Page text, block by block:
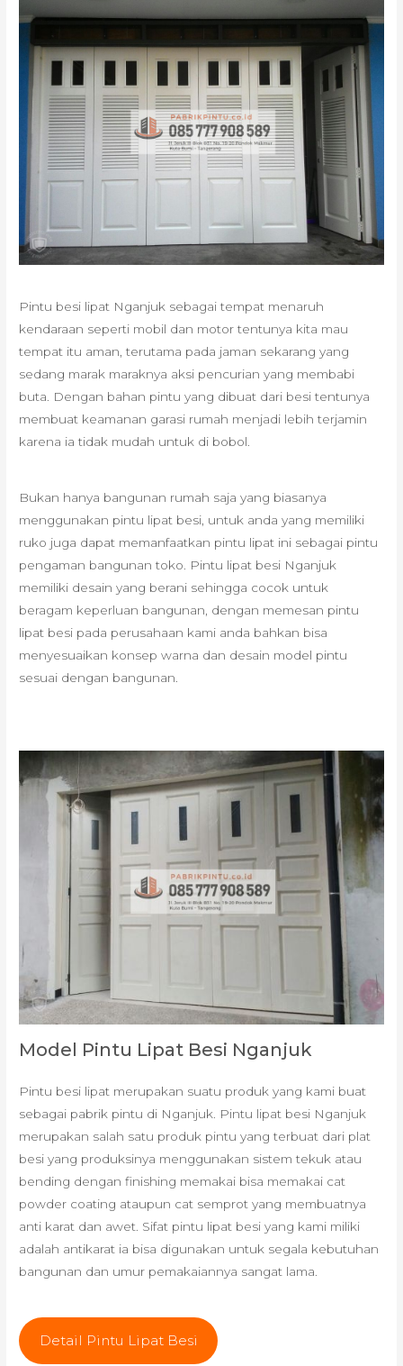
Pintu besi lipat Nganjuk sebagai tempat menaruh
kendaraan seperti mobil dan motor tentunya kita mau
tempat itu aman, terutama pada jaman sekarang yang
sedang marak maraknya aksi pencurian yang membabi
buta. Dengan bahan pintu yang dibuat dari besi tentunya
membuat keamanan garasi rumah menjadi lebih terjamin
karena ia tidak mudah untuk di bobol.
Bukan hanya bangunan rumah saja yang biasanya
menggunakan pintu lipat besi, untuk anda yang memiliki
ruko juga dapat memanfaatkan pintu lipat ini sebagai pintu
pengaman bangunan toko. Pintu lipat besi Nganjuk
memiliki desain yang berani sehingga cocok untuk
beragam keperluan bangunan, dengan memesan pintu
lipat besi pada perusahaan kami anda bahkan bisa
menyesuaikan konsep warna dan desain model pintu
sesuai dengan bangunan.
Model Pintu Lipat Besi Nganjuk
Pintu besi lipat merupakan suatu produk yang kami buat
sebagai pabrik pintu di Nganjuk. Pintu lipat besi Nganjuk
merupakan salah satu produk pintu yang terbuat dari plat
besi yang produksinya menggunakan sistem tekuk atau
bending dengan finishing memakai bisa memakai cat
powder coating ataupun cat semprot yang membuatnya
anti karat dan awet. Sifat pintu lipat besi yang kami miliki
adalah antikarat ia bisa digunakan untuk segala kebutuhan
bangunan dan umur pemakaiannya sangat lama.
Detail Pintu Lipat Besi